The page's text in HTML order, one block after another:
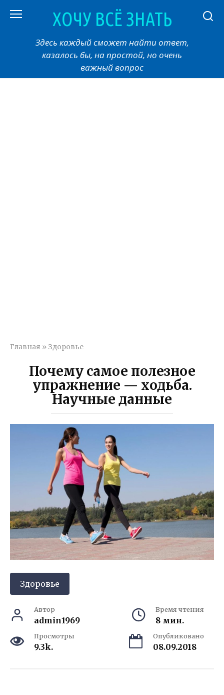
ХОЧУ ВСЁ ЗНАТЬ
Здесь каждый сможет найти ответ,
казалось бы, на простой, но очень
важный вопрос
Главная » Здоровье
Почему самое полезное
упражнение — ходьба.
Научные данные
Здоровье
Автор
admin1969
Время чтения
8 мин.
Просмотры
9.3k.
Опубликовано
08.09.2018